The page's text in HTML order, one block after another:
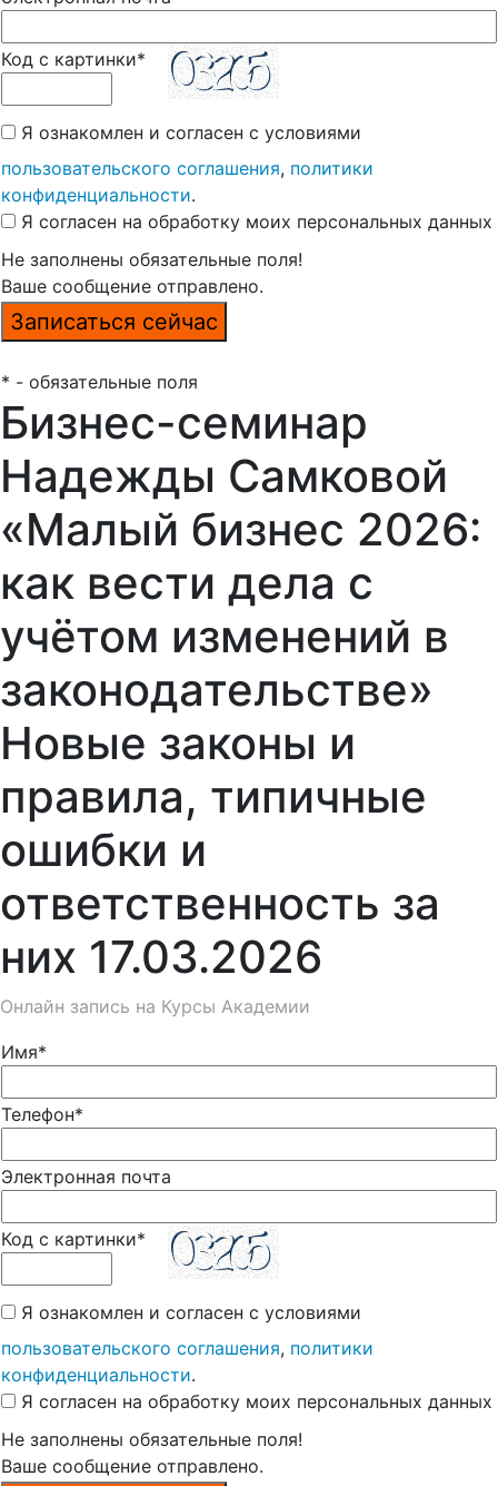
Код с картинки*
Я ознакомлен и согласен с условиями
пользовательского соглашения, политики
конфиденциальности.
Я согласен на обработку моих персональных данных
Не заполнены обязательные поля!
Ваше сообщение отправлено.
* - обязательные поля
Бизнес-семинар
Надежды Самковой
«Малый бизнес 2026:
как вести дела с
учётом изменений в
законодательстве»
Новые законы и
правила, типичные
ошибки и
ответственность за
них 17.03.2026
Онлайн запись на Курсы Академии
Имя*
Телефон*
Электронная почта
Код с картинки*
Я ознакомлен и согласен с условиями
пользовательского соглашения, политики
конфиденциальности.
Я согласен на обработку моих персональных данных
Не заполнены обязательные поля!
Ваше сообщение отправлено.